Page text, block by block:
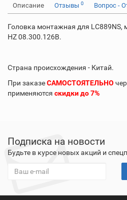
Описание Отзывы 0 Вопрос -
Головка монтажная для LC889NS,
HZ 08.300.126B.
Страна происхождения - Китай.
При заказеСАМОСТОЯТЕЛЬНО
применяются скидки до 7%
Подписка на новости
Будьте в курсе новых акций и